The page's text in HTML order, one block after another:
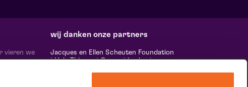
wo 21 oktober 2026 | 20:15
vieren we
wij danken onze partners
Jacques en Ellen Scheuten Foundation
|Hela Thissen|Canon|Leolux|